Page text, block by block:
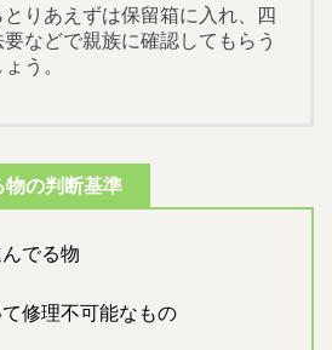
りあえずは保留箱に入れ、四
などで親族に確認してもらう
う。
物の判断基準
でる物
修理不可能なもの